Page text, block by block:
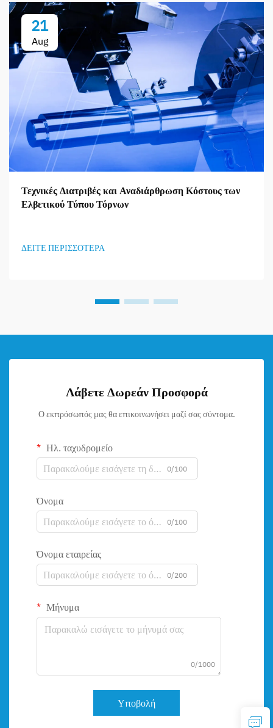
21
Aug
Τεχνικές Διατριβές και Αναδιάρθρωση Κόστους των
Ελβετικού Τύπου Τόρνων
ΔΕΙΤΕ ΠΕΡΙΣΣΟΤΕΡΑ
Λάβετε Δωρεάν Προσφορά
Ο εκπρόσωπός μας θα επικοινωνήσει μαζί σας σύντομα.
Ηλ. ταχυδρομείο
0/100
Όνομα
0/100
Όνομα εταιρείας
0/200
Μήνυμα
0/1000
Υποβολή